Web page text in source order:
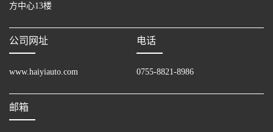
方中心13楼
公司网址
www.haiyiauto.com
电话
0755-8821-8986
邮箱